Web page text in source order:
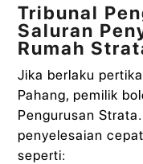
Tribunal
Saluran
Rumah
Jika berlaku
Pahang, pemilik
Pengurusan
penyelesaian
seperti: